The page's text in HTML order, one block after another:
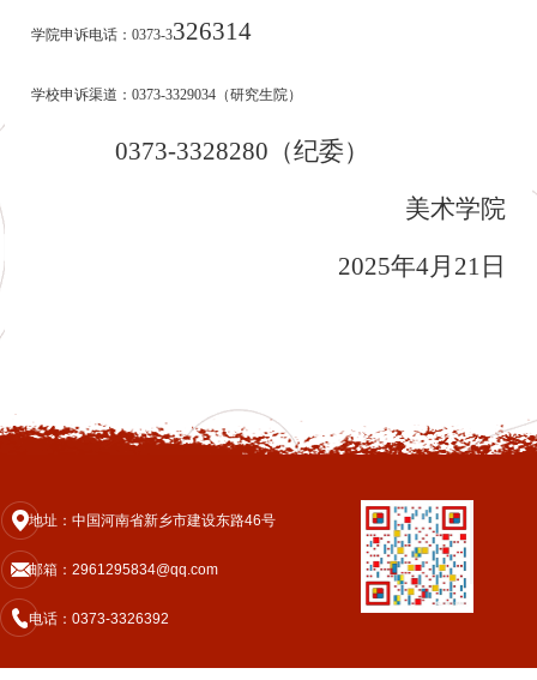
学院申诉电话：0373-3326314
学校申诉渠道：0373-3329034（研究生院）
0373-3328280（纪委）
美术学院
2025年4月 21 日
地址：中国河南省新乡市建设东路46号
邮箱：2961295834@qq.com
电话：0373-3326392